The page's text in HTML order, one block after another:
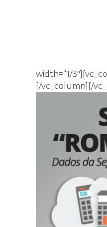
width=”1/
[/vc_column][/